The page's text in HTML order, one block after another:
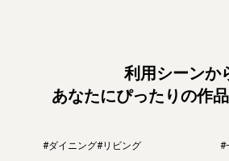
利用シーンか
あなたにぴったりの作
#ダイニング#リビング #